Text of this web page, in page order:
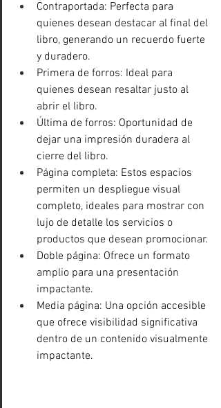
Contraportada: Perfecta para
quienes desean destacar al final del
libro, generando un recuerdo fuerte
y duradero.
Primera de forros: Ideal para
quienes desean resaltar justo al
abrir el libro.
Última de forros: Oportunidad de
dejar una impresión duradera al
cierre del libro.
Página completa: Estos espacios
permiten un despliegue visual
completo, ideales para mostrar con
lujo de detalle los servicios o
productos que desean promocionar.
Doble página: Ofrece un formato
amplio para una presentación
impactante.
Media página: Una opción accesible
que ofrece visibilidad significativa
dentro de un contenido visualmente
impactante.